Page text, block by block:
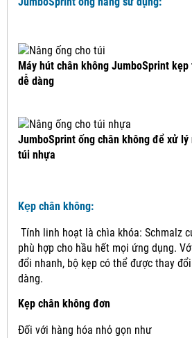
Máy hút chân không JumboSprint
dễ dàng
JumboSprint ống chân không để xử lý
túi nhựa
Kẹp chân không:
Tính linh hoạt là chìa khóa: Schmalz
phù hợp cho hầu hết mọi ứng dụng.
đổi nhanh, bộ kẹp có thể được thay
dàng.
Kẹp chân không đơn
Đối với hàng hóa nhỏ gọn như